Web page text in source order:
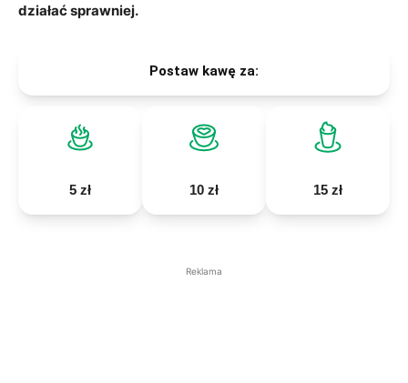
działać sprawniej.
Postaw kawę za:
5 zł 10 zł 15 zł
Reklama